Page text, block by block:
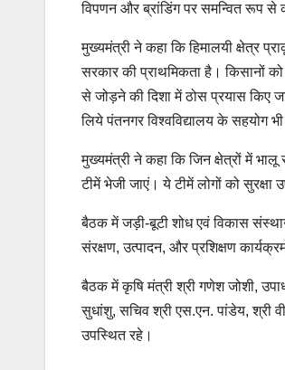
विपणन और ब्रांडिंग पर समन्वित रूप से
मुख्यमंत्री ने कहा कि हिमालयी क्षेत्र
सरकार की प्राथमिकता है। किसानों
से जोड़ने की दिशा में ठोस प्रयास किए
लिये पंतनगर विश्वविद्यालय के सहयोग भी
मुख्यमंत्री ने कहा कि जिन क्षेत्रों में
टीमें भेजी जाएं। ये टीमें लोगों को
बैठक में जड़ी-बूटी शोध एवं विकास
संरक्षण, उत्पादन, और प्रशिक्षण
बैठक में कृषि मंत्री श्री गणेश जोशी,
सुधांशु, सचिव श्री एस.एन. पांडेय, श्री
उपस्थित रहे।